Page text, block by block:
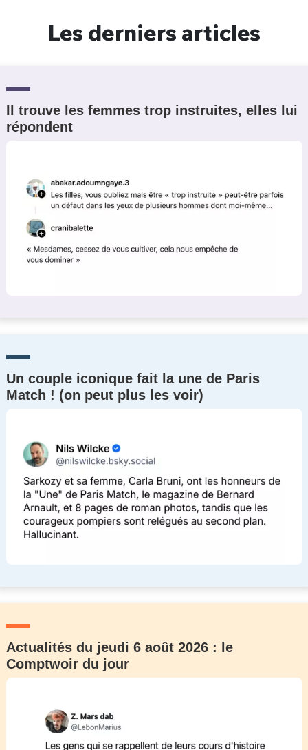
Les derniers articles
Il trouve les femmes trop instruites, elles lui
répondent
Un couple iconique fait la une de Paris
Match ! (on peut plus les voir)
Actualités du jeudi 6 août 2026 : le
Comptwoir du jour
Un Thread